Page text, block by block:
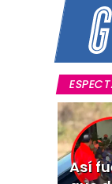
Así